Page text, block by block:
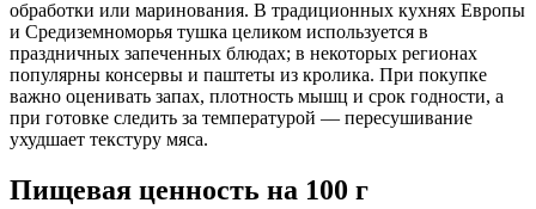
обработки или маринования. В традиционных кухнях Европы
и Средиземноморья тушка целиком используется в
праздничных запеченных блюдах; в некоторых регионах
популярны консервы и паштеты из кролика. При покупке
важно оценивать запах, плотность мышц и срок годности, а
при готовке следить за температурой — пересушивание
ухудшает текстуру мяса.
Пищевая ценность на 100 г